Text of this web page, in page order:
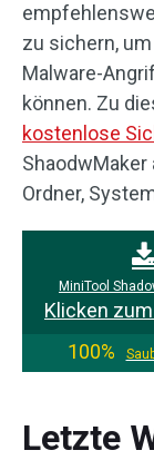
zu sichern,
Malware-
können. Zu
kostenlose
ShaodwMaker
Ordner,
MiniTool
Klicken
100%
Letzte